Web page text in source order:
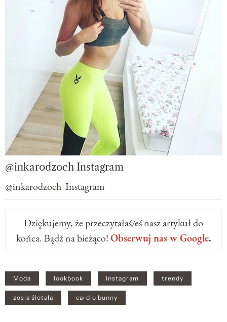
@inkarodzoch Instagram
@inkarodzoch Instagram
Dziękujemy, że przeczytałaś/eś nasz artykuł do
końca. Bądź na bieżąco!Obserwuj nas w Google.
Moda lookbook Instagram trendy
zosia ślotała cardio bunny